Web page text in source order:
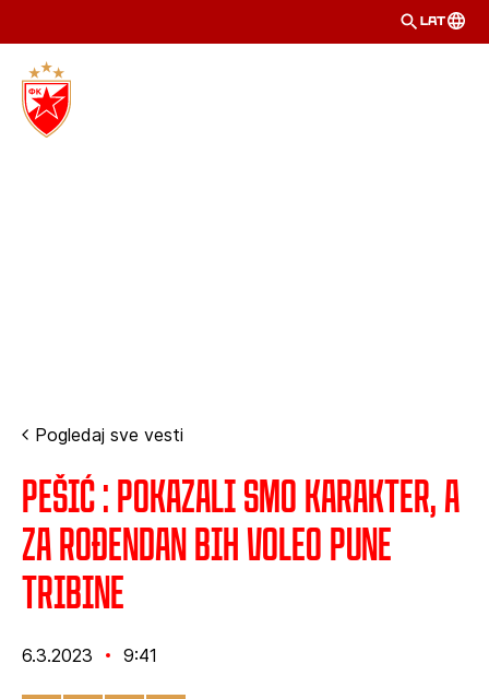
LAT
Pogledaj sve vesti
Pešić : Pokazali smo karakter, a
za rođendan bih voleo pune
tribine
6.3.2023 9:41